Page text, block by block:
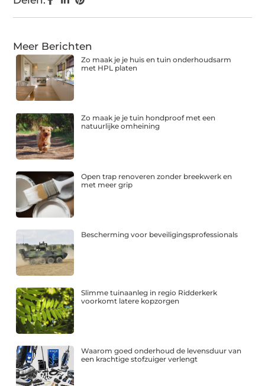
Meer Berichten
Zo maak je je huis en tuin onderhoudsarm
met HPL platen
Zo maak je je tuin hondproof met een
natuurlijke omheining
Open trap renoveren zonder breekwerk en
met meer grip
Bescherming voor beveiligingsprofessionals
Slimme tuinaanleg in regio Ridderkerk
voorkomt latere kopzorgen
Waarom goed onderhoud de levensduur van
een krachtige stofzuiger verlengt